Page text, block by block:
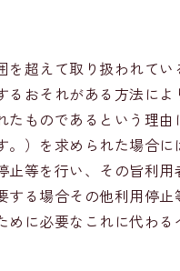
超えて取り扱われてい
おそれがある方法によ
ものであるという理由
）を求められた場合
等を行い、その旨利用
る場合その他利用停止
に必要なこれに代わる